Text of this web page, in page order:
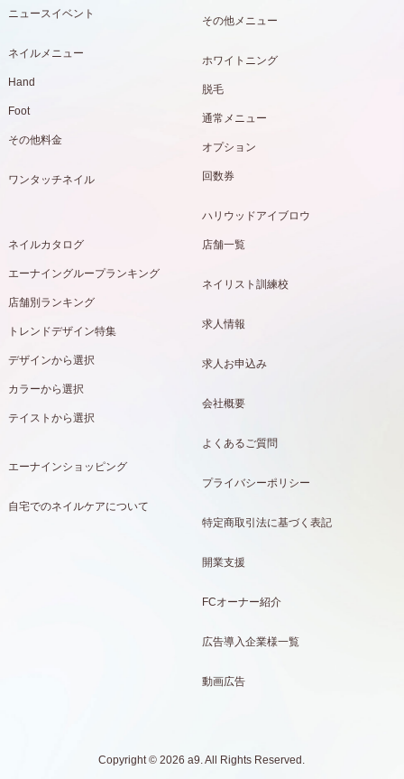
ニュースイベント
ネイルメニュー
Hand
Foot
その他料金
ワンタッチネイル
その他メニュー
ホワイトニング
脱毛
通常メニュー
オプション
回数券
ハリウッドアイブロウ
ネイルカタログ
エーナイングループランキング
店舗別ランキング
トレンドデザイン特集
デザインから選択
カラーから選択
テイストから選択
エーナインショッピング
自宅でのネイルケアについて
店舗一覧
ネイリスト訓練校
求人情報
求人お申込み
会社概要
よくあるご質問
プライバシーポリシー
特定商取引法に基づく表記
開業支援
FCオーナー紹介
広告導入企業様一覧
動画広告
Copyright © 2026 a9. All Rights Reserved.